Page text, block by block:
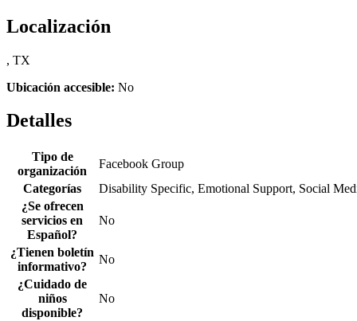
Localización
, TX
Ubicación accesible: No
Detalles
Tipo de
organización
Facebook Group
Categorías
Disability Specific, Emotional Support, Social
¿Se ofrecen
servicios en
Español?
No
¿Tienen boletín
informativo?
No
¿Cuidado de
niños
disponible?
No